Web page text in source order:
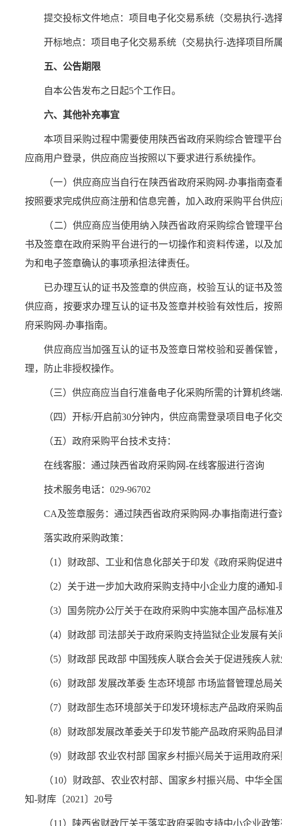
提交投标文件地点：项目电子化交易系统（交易执行-选
开标地点：项目电子化交易系统（交易执行-选择项目所
五、公告期限
自本公告发布之日起5个工作日。
六、其他补充事宜
本项目采购过程中需要使用陕西省政府采购综合管理平
应商用户登录，供应商应当按照以下要求进行系统操作。
（一）供应商应当自行在陕西省政府采购网-办事指南
按照要求完成供应商注册和信息完善，加入政府采购平台供应
（二）供应商应当使用纳入陕西省政府采购综合管理
书及签章在政府采购平台进行的一切操作和资料传递，以及
为和电子签章确认的事项承担法律责任。
已办理互认的证书及签章的供应商，校验互认的证书及
供应商，按要求办理互认的证书及签章并校验有效性后，按
府采购网-办事指南。
供应商应当加强互认的证书及签章日常校验和妥善保管
理，防止非授权操作。
（三）供应商应当自行准备电子化采购所需的计算机终
（四）开标/开启前30分钟内，供应商需登录项目电子化
（五）政府采购平台技术支持：
在线客服：通过陕西省政府采购网-在线客服进行咨询
技术服务电话：029-96702
CA及签章服务：通过陕西省政府采购网-办事指南进行查
落实政府采购政策：
（1）财政部、工业和信息化部关于印发《政府采购促
（2）关于进一步加大政府采购支持中小企业力度的通知-
（3）国务院办公厅关于在政府采购中实施本国产品标准
（4）财政部 司法部关于政府采购支持监狱企业发展有
（5）财政部 民政部 中国残疾人联合会关于促进残疾人
（6）财政部 发展改革委 生态环境部 市场监督管理总
（7）财政部生态环境部关于印发环境标志产品政府采购
（8）财政部发展改革委关于印发节能产品政府采购品目
（9）财政部 农业农村部 国家乡村振兴局关于运用政府
（10）财政部、农业农村部、国家乡村振兴局、中华
知-财库〔2021〕20号
（11）陕西省财政厅关于落实政府采购支持中小企业政